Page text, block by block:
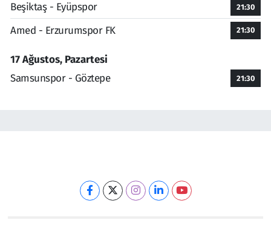
Beşiktaş - Eyüpspor 21:30
Amed - Erzurumspor FK 21:30
17 Ağustos, Pazartesi
Samsunspor - Göztepe
21:30